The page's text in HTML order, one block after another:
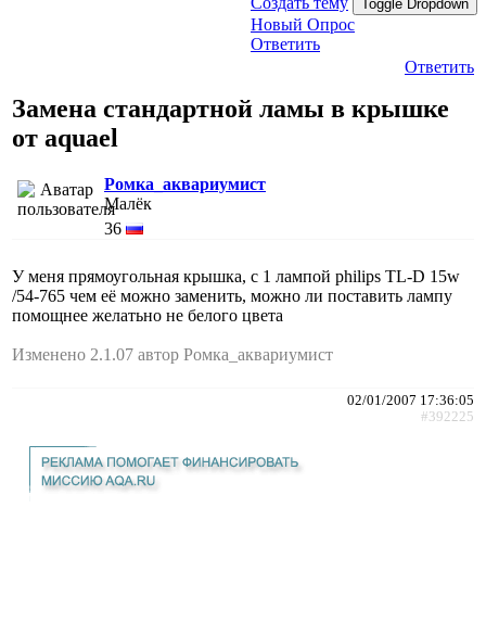
Toggle Dropdown
Новый Опрос
Ответить
Ответить
Замена стандартной ламы в крышке
от aquael
Ромка_аквариумист
Малёк
36
У меня прямоугольная крышка, с 1 лампой philips TL-D 15w
/54-765 чем её можно заменить, можно ли поставить лампу
помощнее желатьно не белого цвета
Изменено 2.1.07 автор Ромка_аквариумист
02/01/2007 17:36:05
#392225